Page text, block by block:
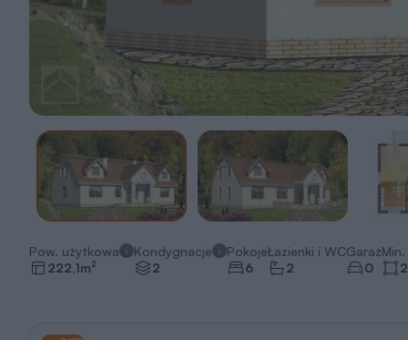
Pow. użytkowa
222,1m2
Kondygnacje
2
Pokoje
6
Łazienki i WC
2
Garaż
0
Min.